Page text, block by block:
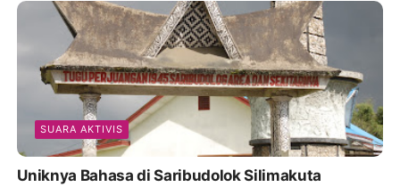
SUARA AKTIVIS
Uniknya Bahasa di Saribudolok Silimakuta